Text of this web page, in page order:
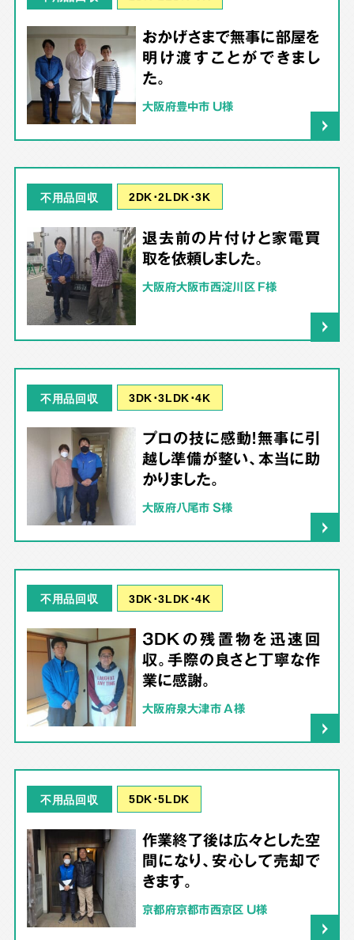
おかげさまで無事に部屋を
明け渡すことができまし
た。
大阪府豊中市 U様
不用品回収 2DK･2LDK･3K
退去前の片付けと家電買
取を依頼しました。
大阪府大阪市西淀川区 F様
不用品回収 3DK･3LDK･4K
プロの技に感動！無事に引
越し準備が整い、本当に助
かりました。
大阪府八尾市 S様
不用品回収 3DK･3LDK･4K
3DKの残置物を迅速回
収。手際の良さと丁寧な作
業に感謝。
大阪府泉大津市 A様
不用品回収 5DK･5LDK
作業終了後は広々とした空
間になり、安心して売却で
きます。
京都府京都市西京区 U様